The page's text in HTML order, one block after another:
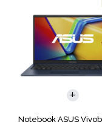
Notebook ASUS